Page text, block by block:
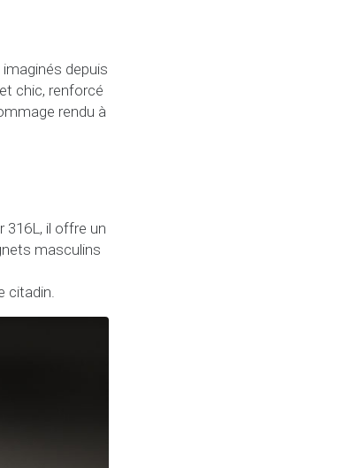
depuis
chic, renforcé
rendu à
il offre un
masculins
citadin.